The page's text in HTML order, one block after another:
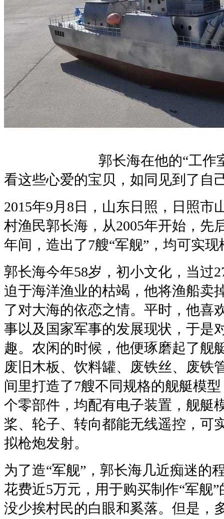
郭长海在他的“工作室”修
看这些心爱的宝贝，如同见到了自
2015年9月8日，山东日照，日照市
村渔民郭长海，从2005年开始，先
年间，造出了7艘“军舰”，均可实
郭长海今年58岁，初小文化，当过
迫于海洋渔业的枯竭，他将渔船卖
了对大海的依恋之情。平时，他喜
事以及国家军事的发展现状，于是
趣。农闲的时候，他便琢磨起了舰
废旧木板、饮料罐、废铁丝、废铁
间里打造了7艘不同规格的舰艇模
个零部件，均配有电子装置，舰艇
桨、轮子、转向都能无线遥控，可
拟枪炮发射。
为了造“军舰”，郭长海几近痴迷的
花费近5万元，用于购买制作“军舰
没少挨村民的白眼和奚落。但是，